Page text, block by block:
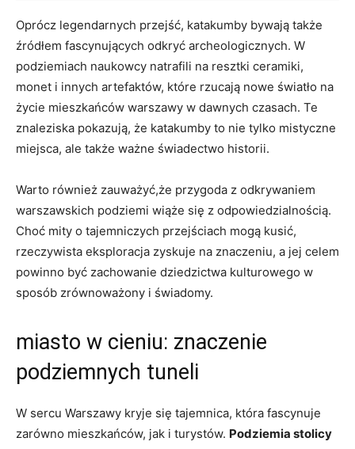
Oprócz legendarnych przejść, katakumby bywają także
źródłem fascynujących odkryć archeologicznych. W
podziemiach naukowcy natrafili na resztki ceramiki,
monet i innych artefaktów, które rzucają nowe światło na
życie mieszkańców warszawy w dawnych czasach. Te
znaleziska pokazują, że katakumby to nie tylko mistyczne
miejsca, ale także ważne świadectwo historii.
Warto również zauważyć,że przygoda z odkrywaniem
warszawskich podziemi wiąże się z odpowiedzialnością.
Choć mity o tajemniczych przejściach mogą kusić,
rzeczywista eksploracja zyskuje na znaczeniu, a jej celem
powinno być zachowanie dziedzictwa kulturowego w
sposób zrównoważony i świadomy.
miasto w cieniu: znaczenie
podziemnych tuneli
W sercu Warszawy kryje się tajemnica, która fascynuje
zarówno mieszkańców, jak i turystów. Podziemia stolicy